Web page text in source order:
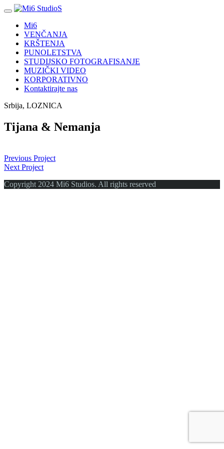
Mi6
VENČANJA
KRŠTENJA
PUNOLETSTVA
STUDIJSKO FOTOGRAFISANJE
MUZIČKI VIDEO
KORPORATIVNO
Kontaktirajte nas
Srbija, LOZNICA
Tijana & Nemanja
Previous Project
Next Project
Copyright 2024 Mi6 Studios. All rights reserved